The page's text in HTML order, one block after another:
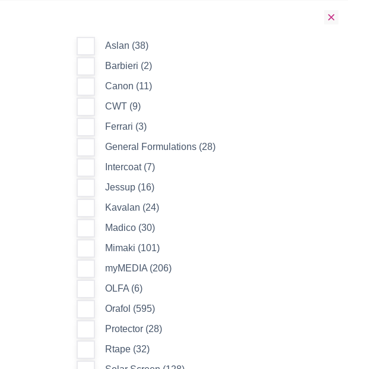
Aslan (38)
Barbieri (2)
Canon (11)
CWT (9)
Ferrari (3)
General Formulations (28)
Intercoat (7)
Jessup (16)
Kavalan (24)
Madico (30)
Mimaki (101)
myMEDIA (206)
OLFA (6)
Orafol (595)
Protector (28)
Rtape (32)